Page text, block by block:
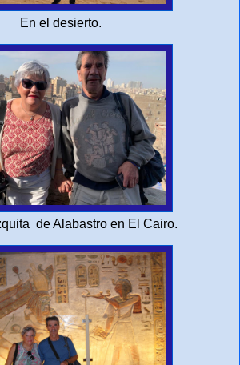
En el desierto.
de Alabastro en El Cairo.